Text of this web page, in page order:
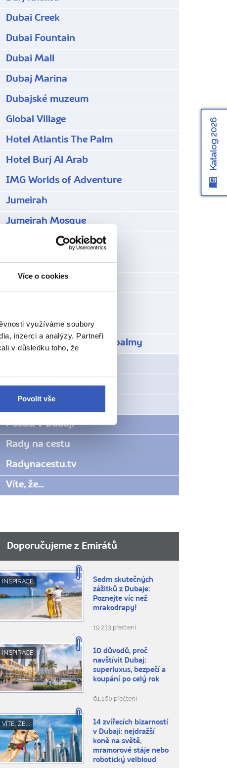
Více o cookies
využíváme soubory
inzerci a analýzy. Partneři
v důsledku toho, že
Povolit vše
Dubai Creek
Dubai Fountain
Dubai Mall
Dubaj Marina
Dubajské muzeum
Global Village
Hotel Atlantis The Palm
Hotel Burj Al Arab
IMG Worlds of Adventure
Jumeirah
Jumeirah Mosque
Jumeirah Road
La Mer
Souky v Dubaji
Umělé ostrovy ve tvaru palmy
Hora Jebel Jais
Ras al Khaimah
Počasí v Dubaji
Rady na cestu
Radynacestu.tv
Víte, že...
Doporučujeme z Emirátů
INSPIRACE
Sedm skutečných
zážitků z Dubaje:
Poznejte víc než
mrakodrapy!
19.233 přečtení
INSPIRACE
10 důvodů, proč
navštívit Dubaj:
superluxus, bezpečí a
koupání po celý rok
61.160 přečtení
VÍTE, ŽE...
14 zvířecích bizarností
v Dubaji: nejdražší
koně na světě,
mramorové stáje nebo
robotický velbloud
Katalog 2026